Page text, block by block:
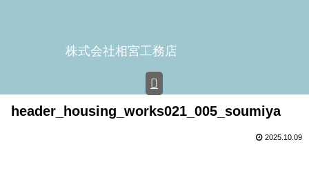
株式会社相宮工務店
header_housing_works021_005_soumiya
2025.10.09